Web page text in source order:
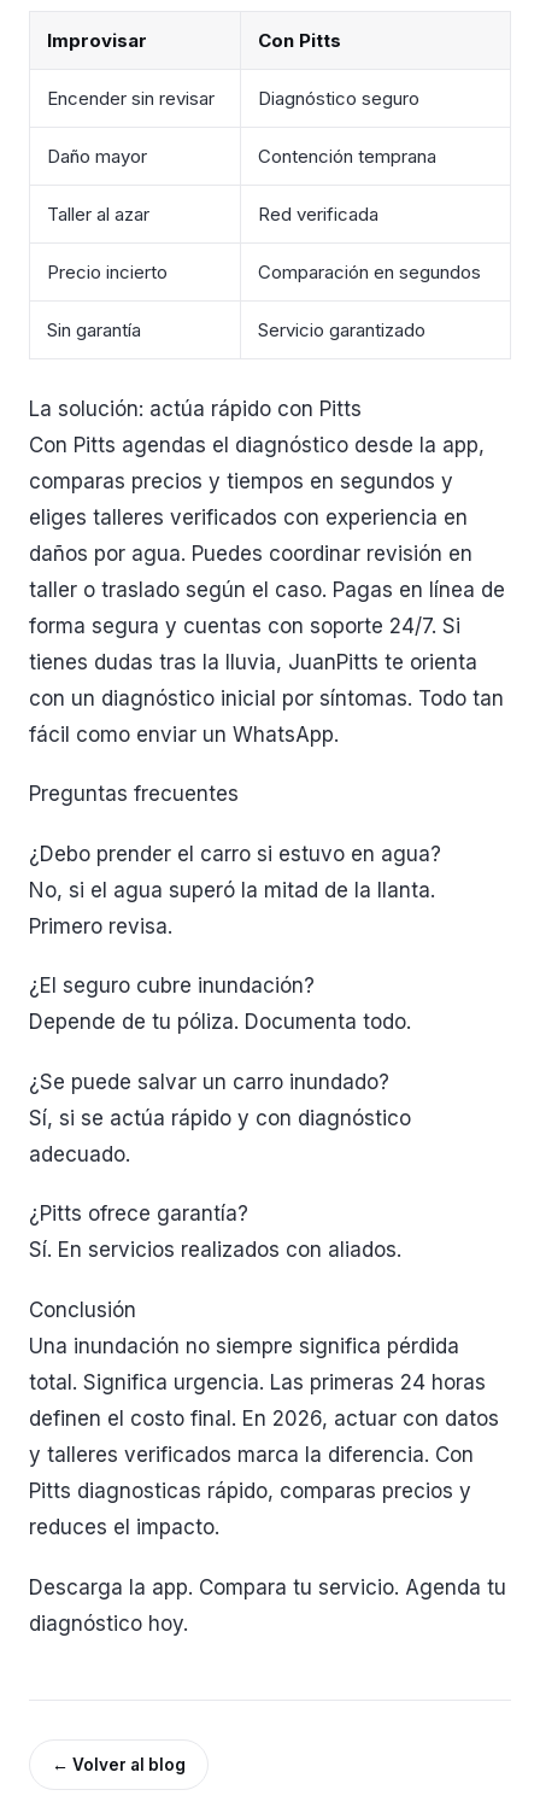
Improvisar Con Pitts
Encender sin revisar Diagnóstico seguro
Daño mayor Contención temprana
Taller al azar Red verificada
Precio incierto Comparación en segundos
Sin garantía Servicio garantizado
La solución: actúa rápido con Pitts
Con Pitts agendas el diagnóstico desde la app,
comparas precios y tiempos en segundos y
eliges talleres verificados con experiencia en
daños por agua. Puedes coordinar revisión en
taller o traslado según el caso. Pagas en línea de
forma segura y cuentas con soporte 24/7. Si
tienes dudas tras la lluvia, JuanPitts te orienta
con un diagnóstico inicial por síntomas. Todo tan
fácil como enviar un WhatsApp.
Preguntas frecuentes
¿Debo prender el carro si estuvo en agua?
No, si el agua superó la mitad de la llanta.
Primero revisa.
¿El seguro cubre inundación?
Depende de tu póliza. Documenta todo.
¿Se puede salvar un carro inundado?
Sí, si se actúa rápido y con diagnóstico
adecuado.
¿Pitts ofrece garantía?
Sí. En servicios realizados con aliados.
Conclusión
Una inundación no siempre significa pérdida
total. Significa urgencia. Las primeras 24 horas
definen el costo final. En 2026, actuar con datos
y talleres verificados marca la diferencia. Con
Pitts diagnosticas rápido, comparas precios y
reduces el impacto.
Descarga la app. Compara tu servicio. Agenda tu
diagnóstico hoy.
← Volver al blog